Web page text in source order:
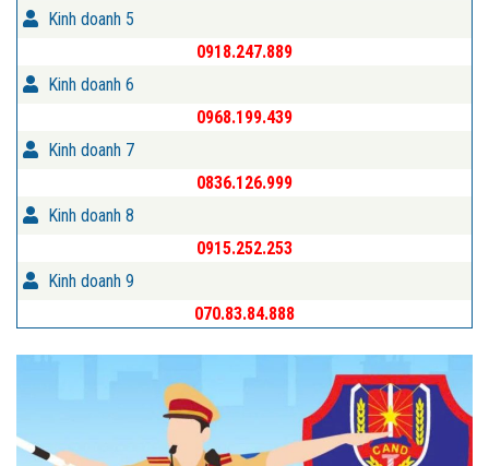
Kinh doanh 5
0918.247.889
Kinh doanh 6
0968.199.439
Kinh doanh 7
0836.126.999
Kinh doanh 8
0915.252.253
Kinh doanh 9
070.83.84.888